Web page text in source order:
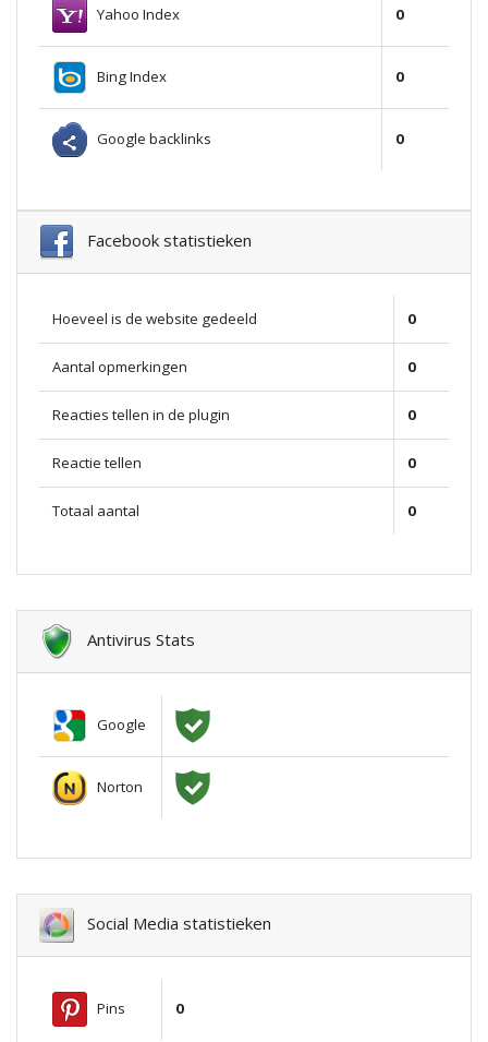
Yahoo Index 0
Bing Index 0
Google backlinks 0
Facebook statistieken
Hoeveel is de website gedeeld 0
Aantal opmerkingen 0
Reacties tellen in de plugin 0
Reactie tellen 0
Totaal aantal 0
Antivirus Stats
Google
Norton
Social Media statistieken
Pins 0